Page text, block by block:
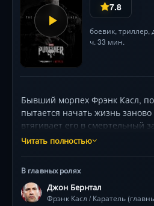
7.8
боевик, триллер,
ч. 33 мин.
Бывший морпех Фрэнк Касл,
пытается начать жизнь
втягивает его в смертельный
чужим именем, он
брутальные схватки, PTSD и
грани безумия .
Читать полностью
В главных ролях
Джон Бернтал
Фрэнк Касл / Каратель